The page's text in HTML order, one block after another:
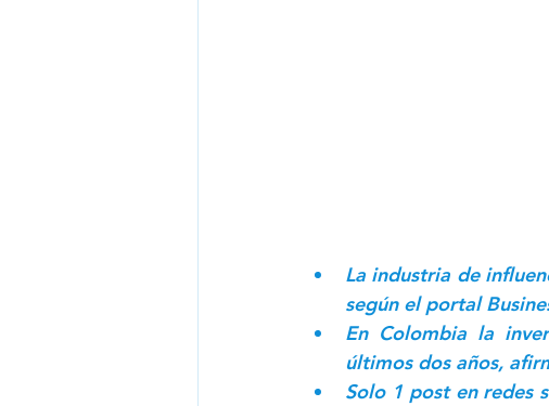
La industria de
según el portal
En Colombia la
últimos dos años,
Solo 1 post en redes